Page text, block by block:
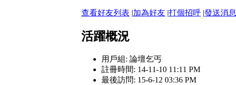
查看好友列表 |加為好友 |打個招呼 |發送消息
活躍概況
用戶組: 論壇乞丐
註冊時間: 14-11-10 11:11 PM
最後訪問: 15-6-12 03:36 PM